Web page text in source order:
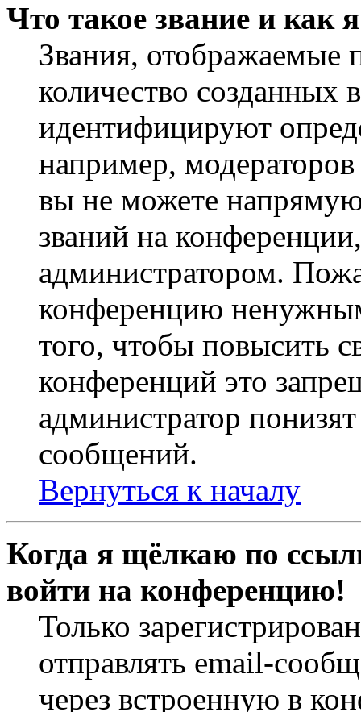
Что такое звание и как
Звания,
количество
идентифицируют
например,
вы не можете
званий на
администратором.
конференцию
того, чтобы повысить
конференций это
администратор
сообщений.
Вернуться к началу
Когда я щёлкаю по
войти на конференцию!
Только
отправлять email-
через встроенную в